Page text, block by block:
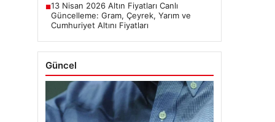
■13 Nisan 2026 Altın Fiyatları Canlı
Güncelleme: Gram, Çeyrek, Yarım ve
Cumhuriyet Altını Fiyatları
Güncel